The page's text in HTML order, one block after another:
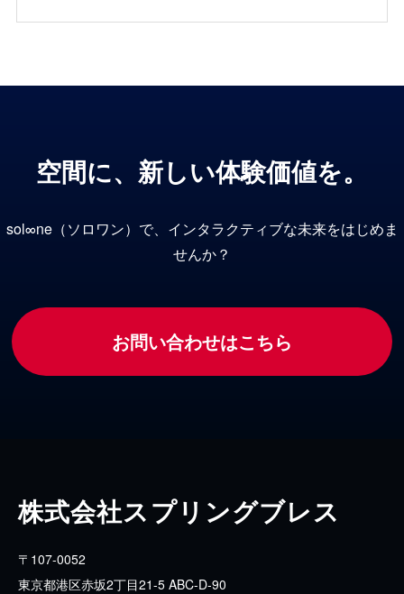
空間に、新しい体験価値を。
sol∞ne（ソロワン）で、インタラクティブな未来をはじめま
せんか？
お問い合わせはこちら
株式会社スプリングブレス
〒107-0052
東京都港区赤坂2丁目21-5 ABC-D-90